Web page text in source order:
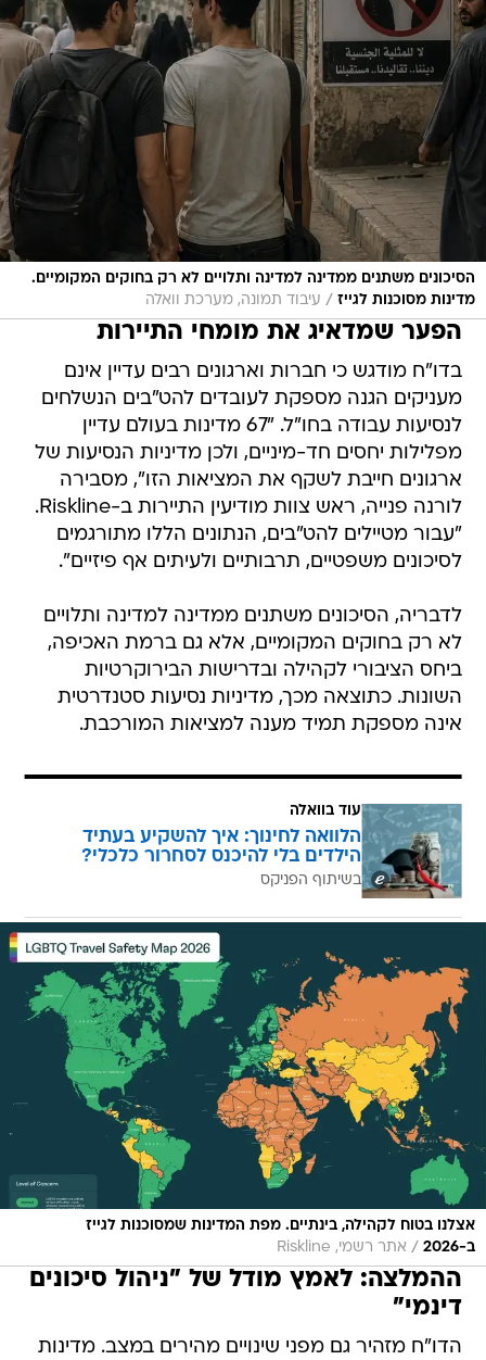
הסיכונים משתנים ממדינה למדינה ותלויים לא רק בחוקים המקומיים.
מדינות מסוכנות לגייז / עיבוד תמונה, מערכת וואלה
הפער שמדאיג את מומחי התיירות
בדו"ח מודגש כי חברות וארגונים רבים עדיין אינם
מעניקים הגנה מספקת לעובדים להט"בים הנשלחים
לנסיעות עבודה בחו"ל. "67 מדינות בעולם עדיין
מפלילות יחסים חד-מיניים, ולכן מדיניות הנסיעות של
ארגונים חייבת לשקף את המציאות הזו", מסבירה
לורנה פנייה, ראש צוות מודיעין התיירות ב-Riskline.
"עבור מטיילים להט"בים, הנתונים הללו מתורגמים
לסיכונים משפטיים, תרבותיים ולעיתים אף פיזיים".
לדבריה, הסיכונים משתנים ממדינה למדינה ותלויים
לא רק בחוקים המקומיים, אלא גם ברמת האכיפה,
ביחס הציבורי לקהילה ובדרישות הבירוקרטיות
השונות. כתוצאה מכך, מדיניות נסיעות סטנדרטית
אינה מספקת תמיד מענה למציאות המורכבת.
עוד בוואלה
הלוואה לחינוך: איך להשקיע בעתיד
הילדים בלי להיכנס לסחרור כלכלי?
בשיתוף הפניקס
אצלנו בטוח לקהילה, בינתיים. מפת המדינות שמסוכנות לגייז
ב-2026
/ אתר רשמי, Riskline
ההמלצה: לאמץ מודל של "ניהול סיכונים
דינמי"
הדו"ח מזהיר גם מפני שינויים מהירים במצב. מדינות